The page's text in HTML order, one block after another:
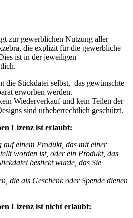
zur gewerblichen Nutzung aller
die explizit für die gewerbliche
ist in der jeweiligen
die Stickdatei selbst, das gewünschte
erworben werden.
Wiederverkauf und kein Teilen der
sind urheberrechtlich geschützt.
Lizenz ist erlaubt:
auf einem Produkt, das mit einer
worden ist, oder ein Produkt, das
bestickt wurde, das Sie
die als Geschenk oder Spende dienen
Lizenz ist nicht erlaubt: